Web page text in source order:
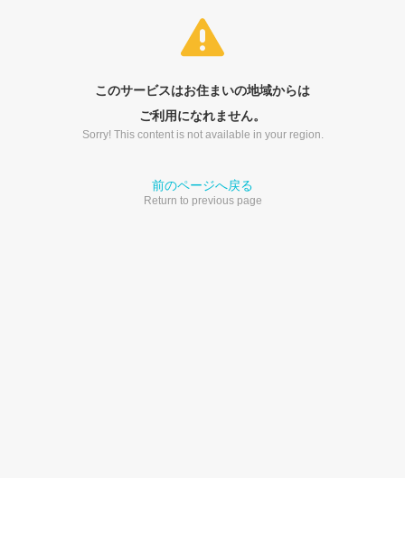
このサービスはお住まいの地域からは
ご利用になれません。
Sorry! This content is not available in your region.
前のページへ戻る
Return to previous page